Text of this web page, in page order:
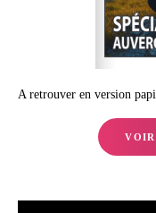
A retrouver en version
VOIR